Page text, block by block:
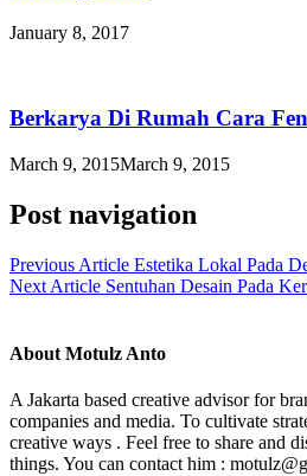
January 8, 2017
Berkarya Di Rumah Cara
March 9, 2015March 9, 2015
Post navigation
Previous Article Estetika Lokal Pada
Next Article Sentuhan Desain Pada
About Motulz Anto
A Jakarta based creative advisor for
companies and media. To cultivate
creative ways . Feel free to share and
things. You can contact him :